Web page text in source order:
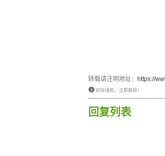
转载请注明地址： https://
如有侵权，立即删除！
回复列表